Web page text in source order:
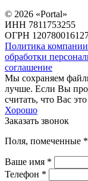
© 2026 «Portal»
ИНН 7811753255
ОГРН
Политика
обработки
соглашение
Мы сохраняем
лучше. Если Вы
считать, что Вас
Хорошо
Заказать звонок
Поля, помеченные *
Ваше имя *
Телефон *